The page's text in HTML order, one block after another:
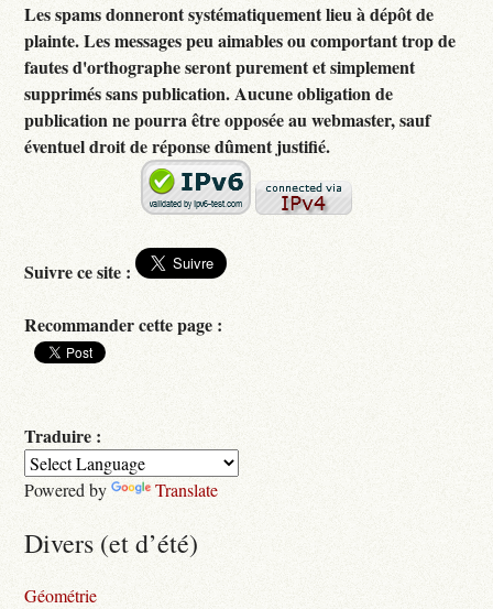
Les spams donneront systématiquement lieu à dépôt de
plainte. Les messages peu aimables ou comportant trop de
fautes d'orthographe seront purement et simplement
supprimés sans publication. Aucune obligation de
publication ne pourra être opposée au webmaster, sauf
éventuel droit de réponse dûment justifié.
Suivre ce site :
Recommander cette page :
Traduire :
Powered by Translate
Divers (et d’été)
Géométrie